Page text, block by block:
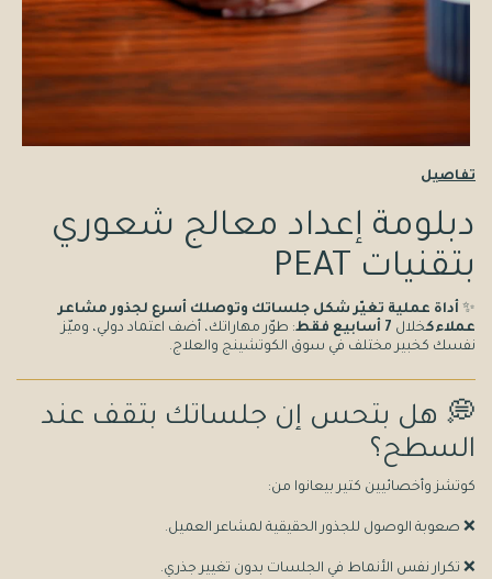
تفاصيل
دبلومة إعداد معالج شعوري
بتقنيات PEAT
✨ أداة عملية تغيّر شكل جلساتك وتوصلك أسرع لجذور مشاعر
عملاءكخلال 7 أسابيع فقط
: طوّر مهاراتك، أضف اعتماد دولي، وميّز
نفسك كخبير مختلف في سوق الكوتشينج والعلاج.
💭 هل بتحس إن جلساتك بتقف عند
السطح؟
كوتشز وأخصائيين كتير بيعانوا من:
❌ صعوبة الوصول للجذور الحقيقية لمشاعر العميل.
❌ تكرار نفس الأنماط في الجلسات بدون تغيير جذري.